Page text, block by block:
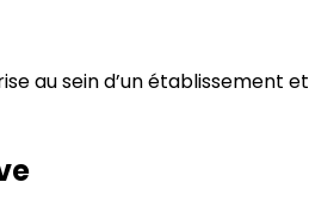
au sein d’un établissement et